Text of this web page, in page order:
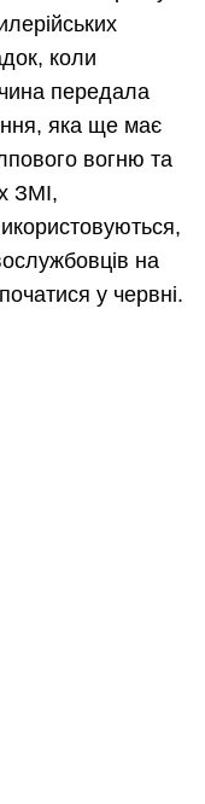
коли
передала
яка ще має
вогню та
ЗМІ,
на
у червні.